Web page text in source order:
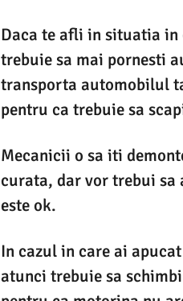
Daca te afli in situatia in
trebuie sa mai pornesti
transporta automobilul
pentru ca trebuie sa
Mecanicii o sa iti
curata, dar vor trebui sa
este ok.
In cazul in care ai
atunci trebuie sa